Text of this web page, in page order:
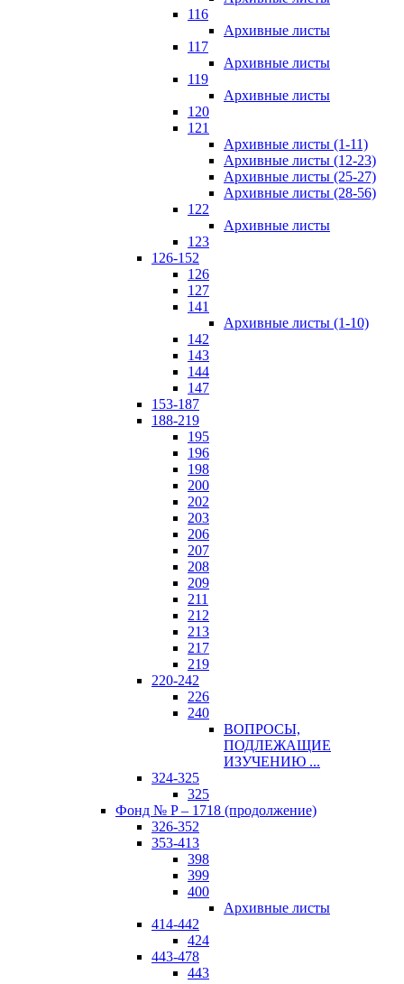
116
Архивные листы
117
Архивные листы
119
Архивные листы
120
121
Архивные листы (1-11)
Архивные листы (12-23)
Архивные листы (25-27)
Архивные листы (28-56)
122
Архивные листы
123
126-152
126
127
141
Архивные листы (1-10)
142
143
144
147
153-187
188-219
195
196
198
200
202
203
206
207
208
209
211
212
213
217
219
220-242
226
240
ВОПРОСЫ,
ПОДЛЕЖАЩИЕ
ИЗУЧЕНИЮ ...
324-325
325
Фонд № P – 1718 (продолжение)
326-352
353-413
398
399
400
Архивные листы
414-442
424
443-478
443